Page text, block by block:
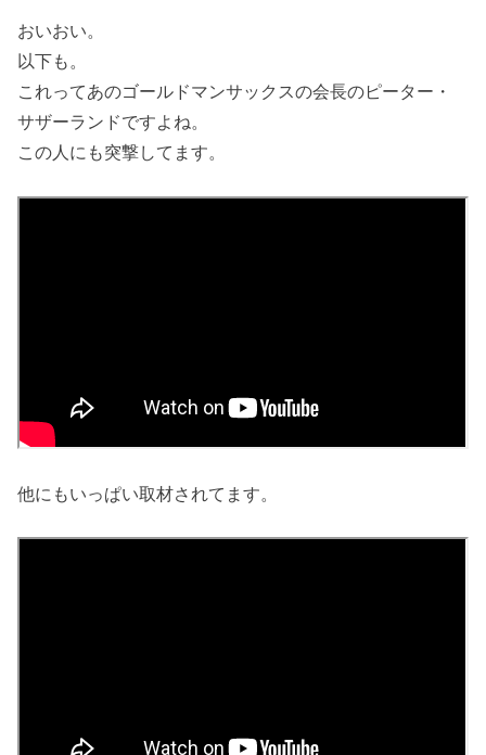
おいおい。
以下も。
これってあのゴールドマンサックスの会長のピーター・
サザーランドですよね。
この人にも突撃してます。
他にもいっぱい取材されてます。